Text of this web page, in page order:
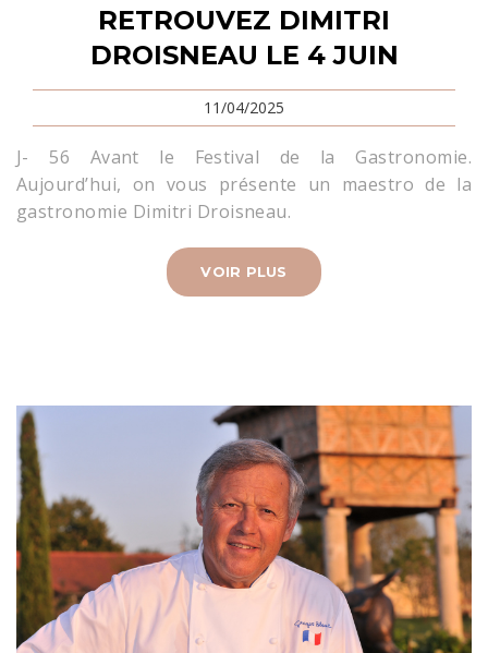
RETROUVEZ DIMITRI
DROISNEAU LE 4 JUIN
11/04/2025
J- 56 Avant le Festival de la Gastronomie.
Aujourd’hui, on vous présente un maestro de la
gastronomie Dimitri Droisneau.
VOIR PLUS